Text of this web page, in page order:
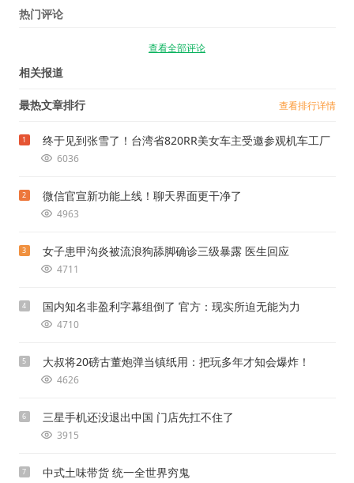
热门评论
查看全部评论
相关报道
最热文章排行 查看排行详情
1 终于见到张雪了！台湾省820RR美女车主受邀参观机车工厂
6036
2 微信官宣新功能上线！聊天界面更干净了
4963
3 女子患甲沟炎被流浪狗舔脚确诊三级暴露 医生回应
4711
4 国内知名非盈利字幕组倒了 官方：现实所迫无能为力
4710
5 大叔将20磅古董炮弹当镇纸用：把玩多年才知会爆炸！
4626
6 三星手机还没退出中国 门店先扛不住了
3915
7 中式土味带货 统一全世界穷鬼